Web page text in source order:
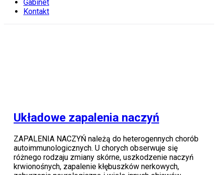
Gabinet
Kontakt
Układowe zapalenia naczyń
ZAPALENIA NACZYŃ należą do heterogennych chorób
autoimmunologicznych. U chorych obserwuje się
różnego rodzaju zmiany skórne, uszkodzenie naczyń
krwionośnych, zapalenie kłębuszków nerkowych,